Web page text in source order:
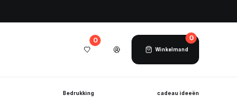
0 0
Winkelmand
Bedrukking cadeau ideeën